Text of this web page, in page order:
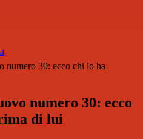
numero 30: ecco chi lo ha
numero 30: ecco
di lui